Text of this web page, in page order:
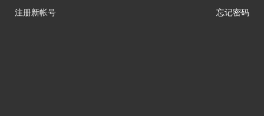
忘记密码
注册新帐号